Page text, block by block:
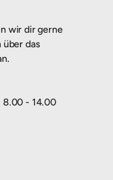
wir dir gerne
das
8.00 - 14.00